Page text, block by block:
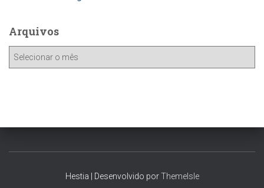
Arquivos
o
Hestia | Desenvolvido porThemeIsle